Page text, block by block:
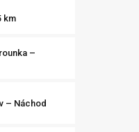
km
–
– Náchod